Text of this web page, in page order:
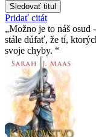
Sledovať titul
Pridať citát
Možno je to náš osud
stále dúfať, že tí­,
svoje chyby.